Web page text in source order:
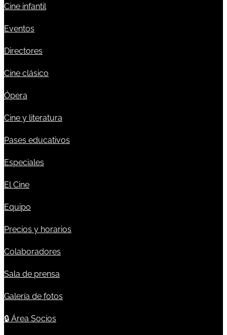
Cine infantil
Eventos
Directores
Cine clásico
Ópera
Cine y literatura
Pases educativos
Especiales
El Cine
Equipo
Precios y horarios
Colaboradores
Sala de prensa
Galería de fotos
🔒 Área Socios